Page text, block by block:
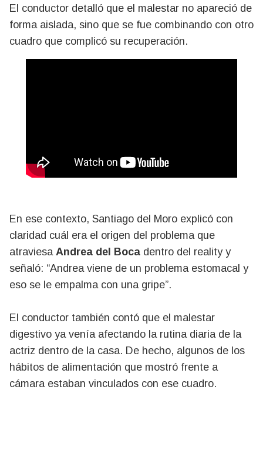
El conductor detalló que el malestar no apareció de
forma aislada, sino que se fue combinando con otro
cuadro que complicó su recuperación.
En ese contexto, Santiago del Moro explicó con
claridad cuál era el origen del problema que
atraviesa Andrea del Boca dentro del reality y
señaló: “Andrea viene de un problema estomacal y
eso se le empalma con una gripe”.
El conductor también contó que el malestar
digestivo ya venía afectando la rutina diaria de la
actriz dentro de la casa. De hecho, algunos de los
hábitos de alimentación que mostró frente a
cámara estaban vinculados con ese cuadro.